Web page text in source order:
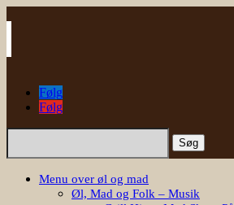
Følg
Følg
Søg
Menu over øl og mad
Øl, Mad og Folk – Musik